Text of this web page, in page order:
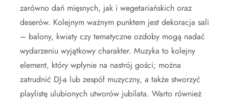
zarówno dań mięsnych, jak i wegetariańskich oraz
deserów. Kolejnym ważnym punktem jest dekoracja sali
– balony, kwiaty czy tematyczne ozdoby mogą nadać
wydarzeniu wyjątkowy charakter. Muzyka to kolejny
element, który wpłynie na nastrój gości; można
zatrudnić DJ-a lub zespół muzyczny, a także stworzyć
playlistę ulubionych utworów jubilata. Warto również